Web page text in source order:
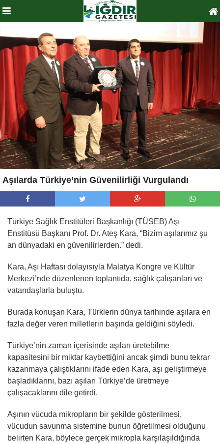
Aşılarda Türkiye’nin Güvenilirliği Vurgulandı
Türkiye Sağlık Enstitüleri Başkanlığı (TÜSEB) Aşı
Enstitüsü Başkanı Prof. Dr. Ateş Kara, “Bizim aşılarımız şu
an dünyadaki en güvenilirlerden.” dedi.
Kara, Aşı Haftası dolayısıyla Malatya Kongre ve Kültür
Merkezi’nde düzenlenen toplantıda, sağlık çalışanları ve
vatandaşlarla buluştu.
Burada konuşan Kara, Türklerin dünya tarihinde aşılara en
fazla değer veren milletlerin başında geldiğini söyledi.
Türkiye’nin zaman içerisinde aşıları üretebilme
kapasitesini bir miktar kaybettiğini ancak şimdi bunu tekrar
kazanmaya çalıştıklarını ifade eden Kara, aşı geliştirmeye
başladıklarını, bazı aşıları Türkiye’de üretmeye
çalışacaklarını dile getirdi.
Aşının vücuda mikropların bir şekilde gösterilmesi,
vücudun savunma sistemine bunun öğretilmesi olduğunu
belirten Kara, böylece gerçek mikropla karşılaşıldığında